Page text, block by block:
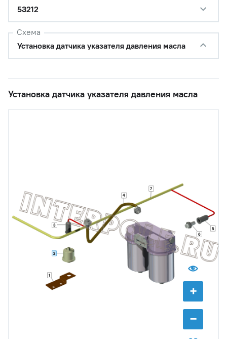
53212
Схема
Установка датчика указателя давления масла
Установка датчика указателя давления масла
+
−
1
2
3
4
5
6
7